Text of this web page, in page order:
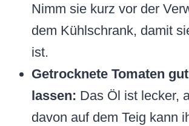
Nimm sie kurz vor der
dem Kühlschrank, damit
ist.
Getrocknete Tomaten
lassen: Das Öl ist lecker,
davon auf dem Teig kann